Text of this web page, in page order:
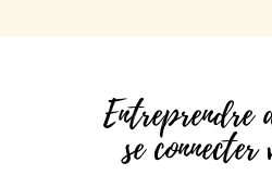
Entreprendre
se